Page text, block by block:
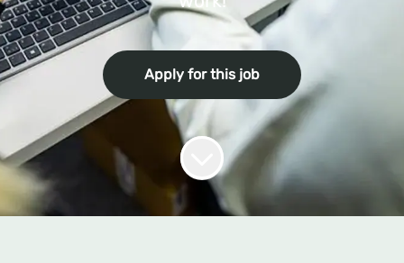
Apply for this job